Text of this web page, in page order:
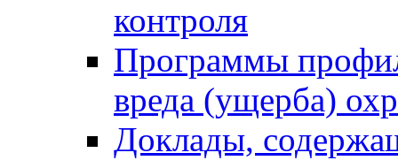
контроля
Программы
вреда (ущерба)
Доклады,